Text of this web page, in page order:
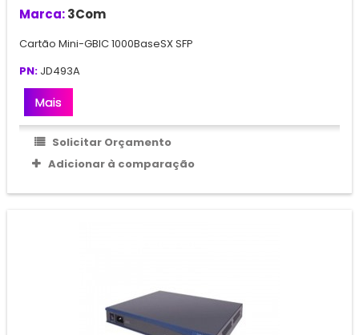
Marca:3Com
Cartão Mini-GBIC 1000BaseSX SFP
PN: JD493A
Mais
Solicitar Orçamento
Adicionar à comparação